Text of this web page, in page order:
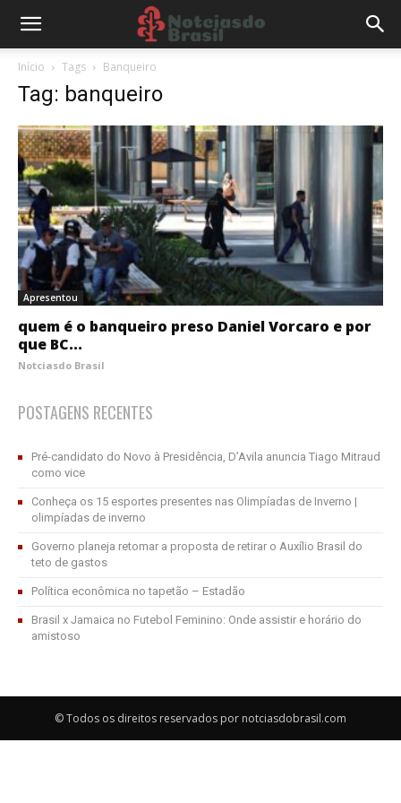
Início Tags Banqueiro
Tag: banqueiro
Apresentou
quem é o banqueiro preso Daniel Vorcaro e por
que BC...
Notciasdo Brasil
POSTAGENS RECENTES
Pré-candidato do Novo à Presidência, D’Avila anuncia Tiago Mitraud
como vice
Conheça os 15 esportes presentes nas Olimpíadas de Inverno |
olimpíadas de inverno
Governo planeja retomar a proposta de retirar o Auxílio Brasil do
teto de gastos
Política econômica no tapetão – Estadão
Brasil x Jamaica no Futebol Feminino: Onde assistir e horário do
amistoso
© Todos os direitos reservados por notciasdobrasil.com